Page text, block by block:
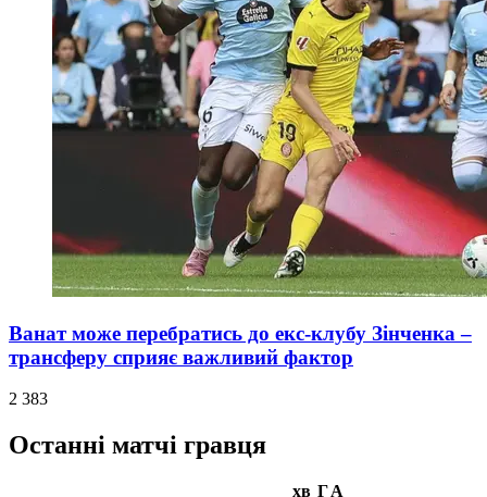
Ванат може перебратись до екс-клубу Зінченка –
трансферу сприяє важливий фактор
2 383
Останні матчі гравця
хв ГА